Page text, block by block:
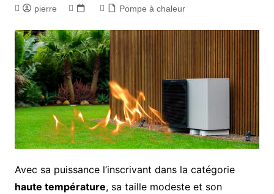
pierre Pompe à chaleur
Avec sa puissance l’inscrivant dans la catégorie
haute température, sa taille modeste et son